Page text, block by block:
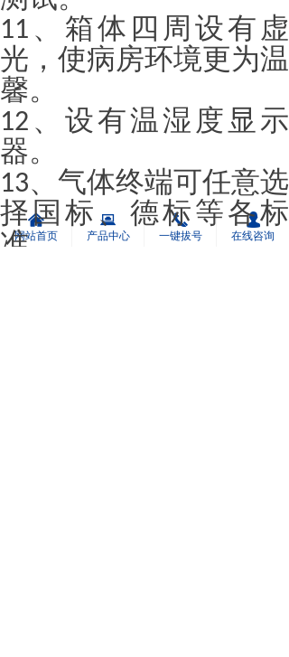
11 、箱体四周设有虚
光，使病房环境更为温
馨。
12 、设有温湿度显示
器。
13、气体终端可任意选
择国标、德标等各标
准。
낀
网站首页
뀵
产品中心
끅
一键拔号
넙
在线咨询